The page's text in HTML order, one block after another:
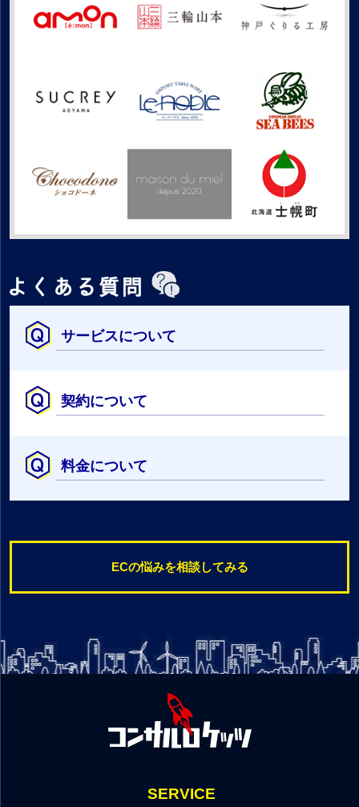
サービスについて
契約について
料金について
ECの悩みを相談してみる
SERVICE